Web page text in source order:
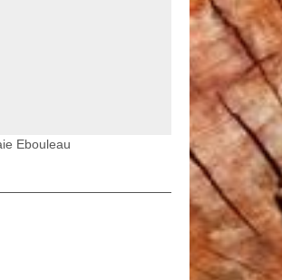
Ebouleau